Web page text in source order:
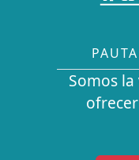
Somos